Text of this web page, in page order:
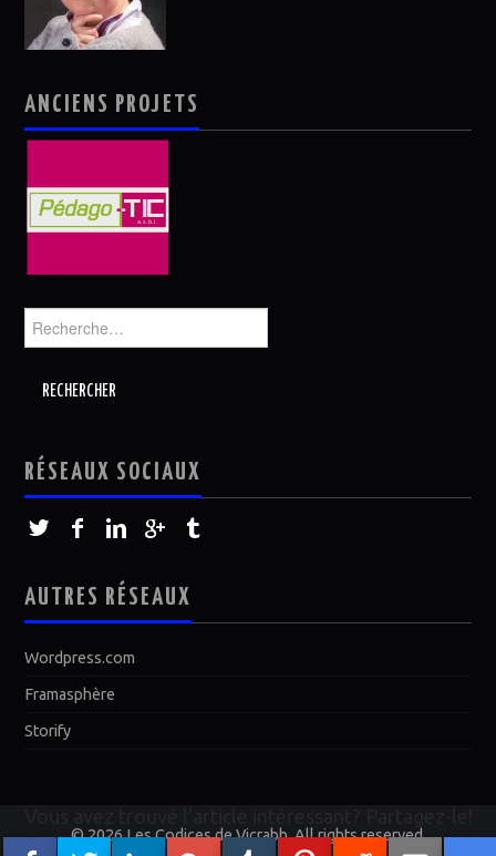
ANCIENS PROJETS
Rechercher :
RÉSEAUX SOCIAUX
AUTRES RÉSEAUX
Wordpress.com
Framasphère
Storify
© 2026 Les Codices de Vicrabb. All rights reserved.